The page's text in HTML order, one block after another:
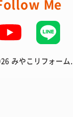
Me
みやこリフォーム.